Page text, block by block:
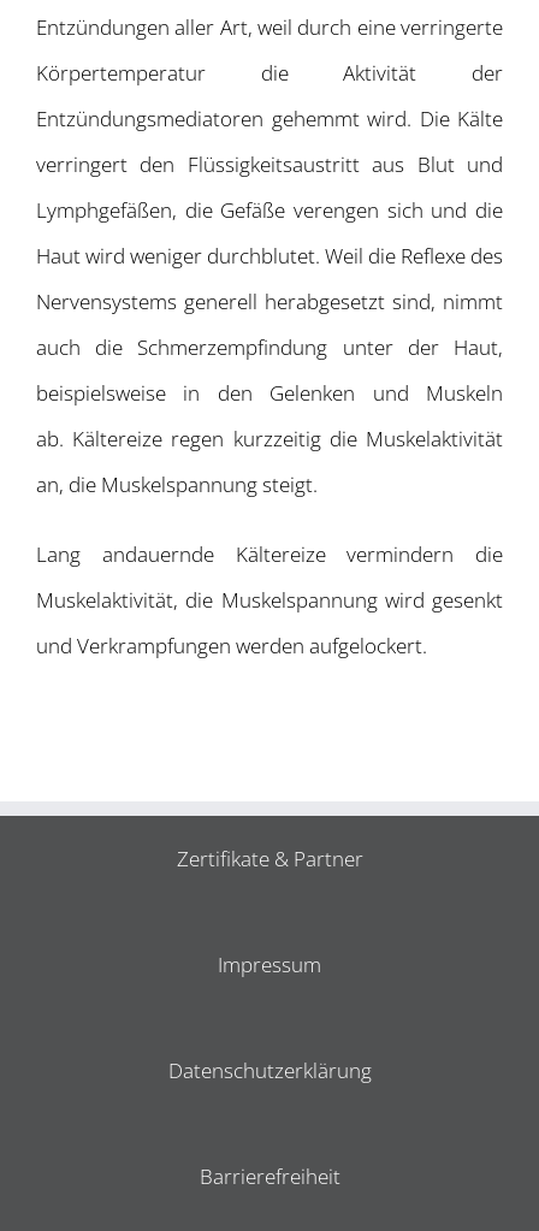
Entzündungen aller Art, weil durch eine verringerte
Körpertemperatur die Aktivität der
Entzündungsmediatoren gehemmt wird. Die Kälte
verringert den Flüssigkeitsaustritt aus Blut und
Lymphgefäßen, die Gefäße verengen sich und die
Haut wird weniger durchblutet. Weil die Reflexe des
Nervensystems generell herabgesetzt sind, nimmt
auch die Schmerzempfindung unter der Haut,
beispielsweise in den Gelenken und Muskeln
ab. Kältereize regen kurzzeitig die Muskelaktivität
an, die Muskelspannung steigt.
Lang andauernde Kältereize vermindern die
Muskelaktivität, die Muskelspannung wird gesenkt
und Verkrampfungen werden aufgelockert.
Zertifikate & Partner
Impressum
Datenschutzerklärung
Barrierefreiheit